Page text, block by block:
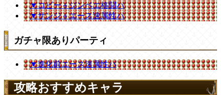
▼コビー＋ジンベエ格闘パ
▼サンジ＋エース速属性パ
ガチャ限ありパーティ
▼進化前エース速属性パ
攻略おすすめキャラ